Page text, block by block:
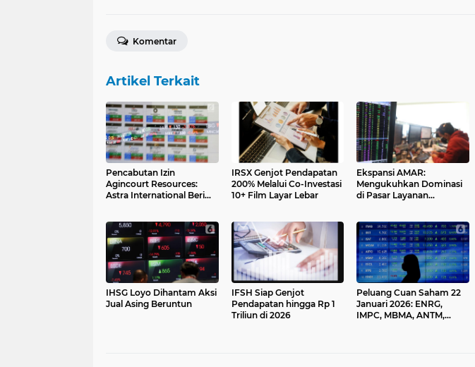
Komentar
Artikel Terkait
Pencabutan Izin
Agincourt Resources:
Astra International Beri
IRSX Genjot Pendapatan
200% Melalui Co-Investasi
10+ Film Layar Lebar
Ekspansi AMAR:
Mengukuhkan Dominasi
di Pasar Layanan
IHSG Loyo Dihantam Aksi
Jual Asing Beruntun
IFSH Siap Genjot
Pendapatan hingga Rp 1
Triliun di 2026
Peluang Cuan Saham 22
Januari 2026: ENRG,
IMPC, MBMA, ANTM,